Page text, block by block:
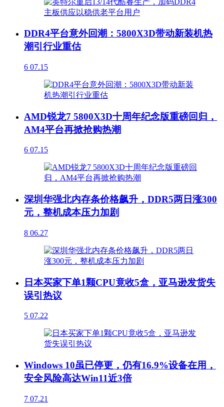
DDR4平台意外回潮：5800X3D带动新装机热
潮引行业重估
6 07.15
AMD锐龙7 5800X3D十周年纪念版重磅回归，
AM4平台再掀抢购热潮
6 07.15
深圳华强北内存条价格飙升，DDR5两日涨300
元，整机成本压力加剧
8 06.27
日本买家下单1颗CPU竟收5盒，亚马逊发货失
误引热议
5 07.22
Windows 10虽已停更，仍有16.9%设备在用，
安全风险高达Win11近3倍
7 07.21